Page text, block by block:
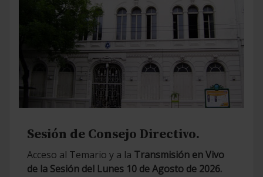
Sesión de Consejo Directivo.
Acceso al Temario y a la Transmisión en Vivo
de la Sesión del Lunes 10 de Agosto de 2026.